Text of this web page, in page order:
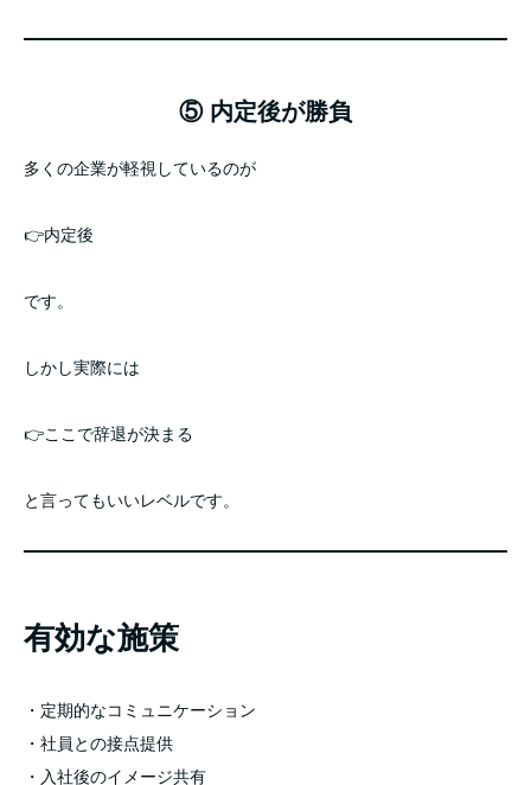
⑤ 内定後が勝負
多くの企業が軽視しているのが
👉内定後
です。
しかし実際には
👉ここで辞退が決まる
と言ってもいいレベルです。
有効な施策
・定期的なコミュニケーション
・社員との接点提供
・入社後のイメージ共有